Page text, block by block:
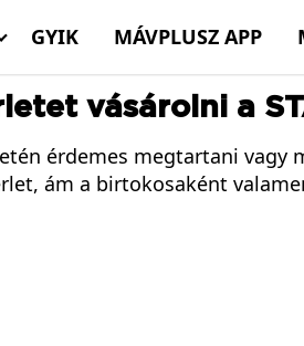
GYIK MÁVPLUSZ APP
vásárolni a
érdemes megtartani vagy
ám a birtokosaként